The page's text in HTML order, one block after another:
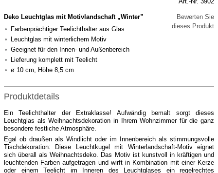
Deko Leuchtglas mit Motivlandschaft „Winter”
Farbenprächtiger Teelichthalter aus Glas
Leuchtglas mit winterlichem Motiv
Geeignet für den Innen- und Außenbereich
Lieferung komplett mit Teelicht
ø 10 cm, Höhe 8,5 cm
Bewerten Sie
dieses Produkt
Produktdetails
Ein Teelichthalter der Extraklasse! Aufwändig bemalt sorgt dieses
Leuchtglas als Weihnachtsdekoration in Ihrem Wohnzimmer für die ganz
besondere festliche Atmosphäre.
Egal ob draußen als Windlicht oder im Innenbereich als stimmungsvolle
Tischdekoration: Diese Leuchtkugel mit Winterlandschaft-Motiv eignet
sich überall als Weihnachtsdeko. Das Motiv ist kunstvoll in kräftigen und
leuchtenden Farben aufgetragen und wirft in Kombination mit einer Kerze
oder einem Teelicht im Inneren des Leuchtglases ein regelrechtes